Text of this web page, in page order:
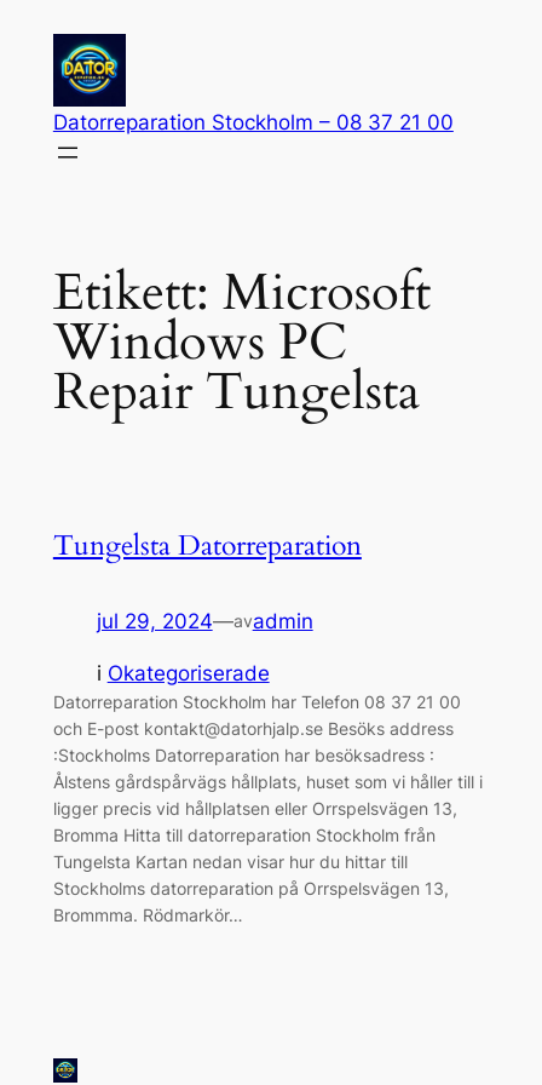
innehåll
Datorreparation Stockholm – 08 37 21 00
Etikett: Microsoft
Windows PC
Repair Tungelsta
Tungelsta Datorreparation
jul 29, 2024—avadmin
i Okategoriserade
Datorreparation Stockholm har Telefon 08 37 21 00
och E-post kontakt@datorhjalp.se Besöks address
:Stockholms Datorreparation har besöksadress :
Ålstens gårdspårvägs hållplats, huset som vi håller till i
ligger precis vid hållplatsen eller Orrspelsvägen 13,
Bromma Hitta till datorreparation Stockholm från
Tungelsta Kartan nedan visar hur du hittar till
Stockholms datorreparation på Orrspelsvägen 13,
Brommma. Rödmarkör…